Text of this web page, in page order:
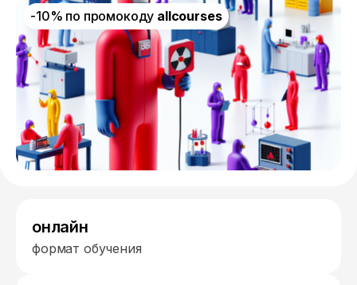
-10% по промокоду allcourses
онлайн
формат обучения